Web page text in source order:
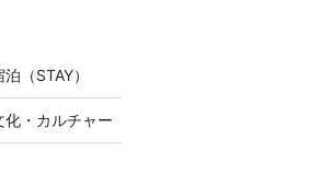
泊（STAY）
化・カルチャー